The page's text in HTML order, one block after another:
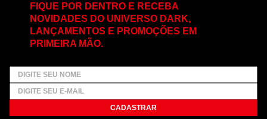
FIQUE POR DENTRO E RECEBA
NOVIDADES DO UNIVERSO DARK,
LANÇAMENTOS E PROMOÇÕES EM
PRIMEIRA MÃO.
CADASTRAR